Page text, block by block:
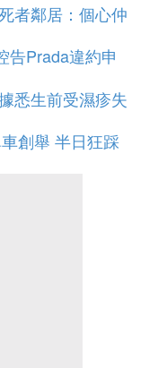
者鄰居：個心仲
告Prada違約申
悉生前受濕疹失
創舉 半日狂踩